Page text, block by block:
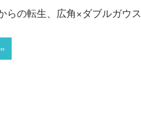
らの転生、広角×ダブルガウス